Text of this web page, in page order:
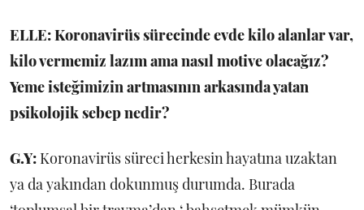
ELLE:Koronavirüs sürecinde evde kilo alanlar var,
kilo vermemiz lazım ama nasıl motive olacağız?
Yeme isteğimizin artmasının arkasında yatan
psikolojik sebep nedir?
G.Y: Koronavirüs süreci herkesin hayatına uzaktan
ya da yakından dokunmuş durumda. Burada